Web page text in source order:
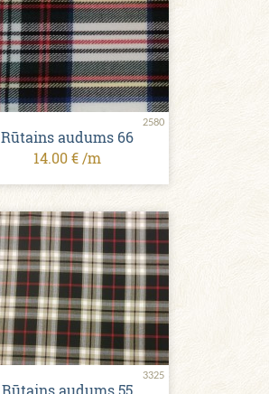
2580
Rūtains audums 66
14.00 € /m
3325
Rūtains audums 55